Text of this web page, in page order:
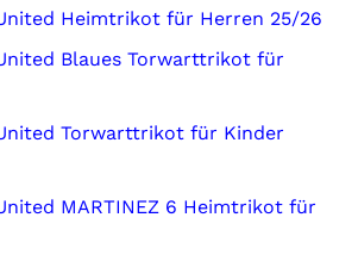
Heimtrikot für Herren 25/26
Blaues Torwarttrikot für
Torwarttrikot für Kinder
MARTINEZ 6 Heimtrikot für